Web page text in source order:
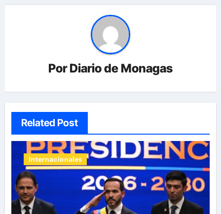
PorDiario de Monagas
Related Post
Internacionales